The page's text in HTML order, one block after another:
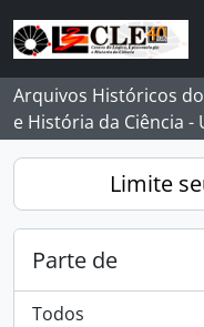
Skip to main content
Arquivos Históricos
e História da Ciência -
Limite
Parte de
Todos